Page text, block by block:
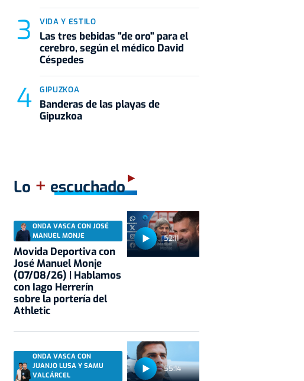
VIDA Y ESTILO
Las tres bebidas "de oro" para el
cerebro, según el médico David
Céspedes
GIPUZKOA
Banderas de las playas de
Gipuzkoa
Lo + escuchado
52:11
ONDA VASCA CON JOSÉ
MANUEL MONJE
Movida Deportiva con
José Manuel Monje
(07/08/26) | Hablamos
con Iago Herrerín
sobre la portería del
Athletic
55:14
ONDA VASCA CON
JUANJO LUSA Y SAMU
VALCÁRCEL